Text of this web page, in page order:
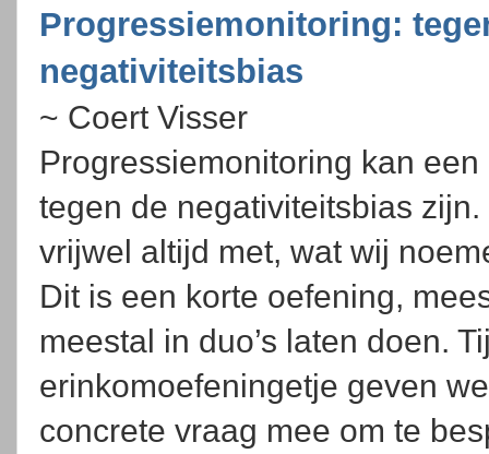
Progressiemonitoring:
negativiteitsbias
~ Coert Visser
Progressiemonitoring kan
tegen de negativiteitsbias
vrijwel altijd met, wat wij
Dit is een korte oefening,
meestal in duo’s laten doen.
erinkomoefeningetje geven
concrete vraag mee om te